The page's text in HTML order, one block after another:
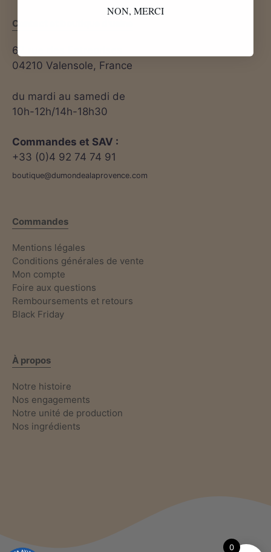
Contact et boutique d'usine
67 rue des Entreprises
04210 Valensole, France
du mardi au samedi de
10h-12h/14h-18h30
Commandes et SAV :
+33 (0)4 92 74 74 91
boutique@dumondealaprovence.com
Commandes
Mentions légales
Conditions générales de vente
Mon compte
Foire aux questions
Remboursements et retours
Black Friday
À propos
Notre histoire
Nos engagements
Notre unité de production
Nos ingrédients
0
NON, MERCI